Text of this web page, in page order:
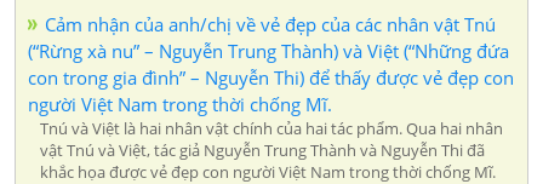
Cảm nhận của anh/chị về vẻ đẹp của các nhân vật Tnú
(“Rừng xà nu” – Nguyễn Trung Thành) và Việt (“Những đứa
con trong gia đình” – Nguyễn Thi) để thấy được vẻ đẹp con
người Việt Nam trong thời chống Mĩ.
Tnú và Việt là hai nhân vật chính của hai tác phẩm. Qua hai nhân
vật Tnú và Việt, tác giả Nguyễn Trung Thành và Nguyễn Thi đã
khắc họa được vẻ đẹp con người Việt Nam trong thời chống Mĩ.